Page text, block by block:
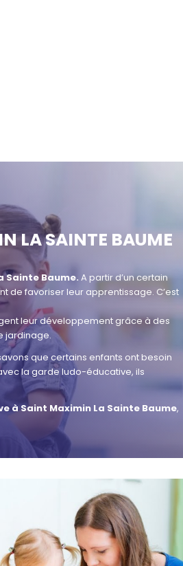
LA SAINTE BAUME
Sainte Baume. A partir d’un certain
de favoriser leur apprentissage. C’est
leur développement grâce à des
jardinage.
que certains enfants ont besoin
la garde ludo-éducative, ils
à Saint Maximin La Sainte Baume,